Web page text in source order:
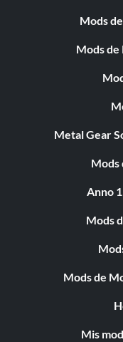
Mods
Mods de
Metal Gear
Mods
Anno
Mods
Mods de
Mis